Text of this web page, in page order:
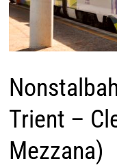
Trient –
Mezzana)